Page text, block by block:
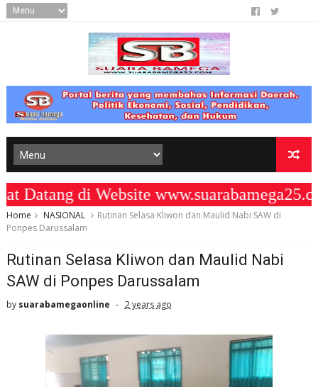
di Website
Home NASIONAL
Rutinan Selasa Kliwon dan Maulid Nabi SAW di
Ponpes Darussalam
Rutinan Selasa Kliwon dan Maulid Nabi
SAW di Ponpes Darussalam
by suarabamegaonline 2 years ago